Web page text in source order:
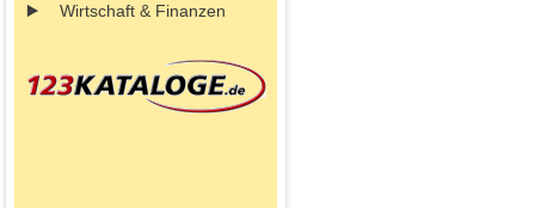
Wirtschaft & Finanzen